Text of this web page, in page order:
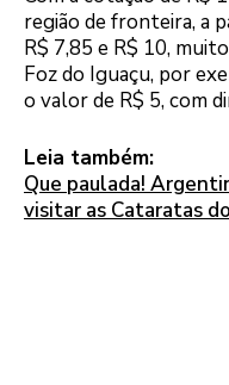
região de fronteira, a
R$ 7,85 e R$ 10,
Foz do Iguaçu, por
o valor de R$ 5, com
Leia também:
Que paulada!
visitar as Cataratas